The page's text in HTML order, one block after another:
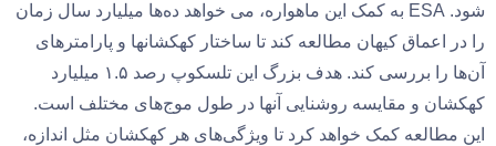
شود. ESA به کمک این ماهواره، می خواهد ده‌ها میلیارد سال زمان
را در اعماق کیهان مطالعه کند تا ساختار کهکشانها و پارامترهای
آن‌ها را بررسی کند. هدف بزرگ این تلسکوپ رصد ۱.۵ میلیارد
کهکشان و مقایسه روشنایی آنها در طول موج‌های مختلف است.
این مطالعه کمک خواهد کرد تا ویژگی‌های هر کهکشان مثل اندازه،